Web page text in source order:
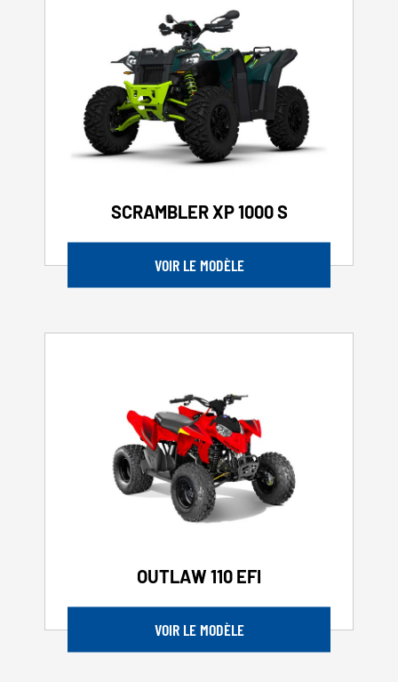
SCRAMBLER XP 1000 S
VOIR LE MODÈLE
OUTLAW 110 EFI
VOIR LE MODÈLE